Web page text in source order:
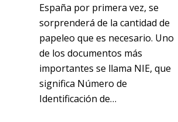
España por primera vez, se
sorprenderá de la cantidad de
papeleo que es necesario. Uno
de los documentos más
importantes se llama NIE, que
significa Número de
Identificación de…